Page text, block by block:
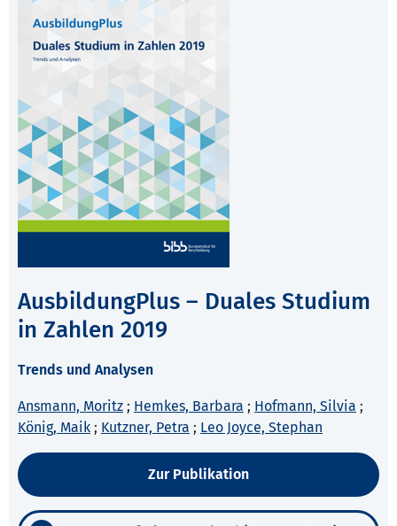
AusbildungPlus – Duales Studium
in Zahlen 2019
Trends und Analysen
Ansmann, Moritz ; Hemkes, Barbara ; Hofmann, Silvia ;
König, Maik ; Kutzner, Petra ; Leo Joyce, Stephan
Zur Publikation